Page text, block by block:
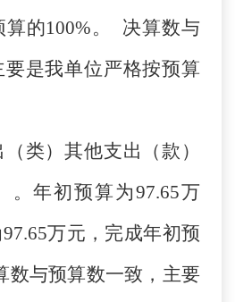
算的100%。 决算数与
是我单位严格按预算
类）其他支出（款）
。年初预算为97.65万
万元，完成年初预
数与预算数一致，主要